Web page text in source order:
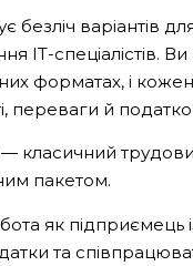
варіантів
ІТ-спеціалістів.
форматах, і
переваги й
класичний
пакетом.
як підприємець
та